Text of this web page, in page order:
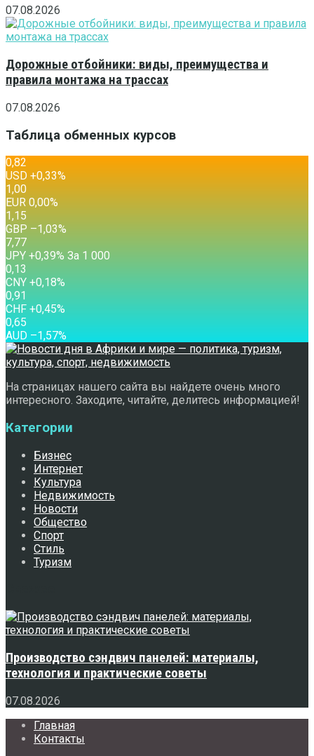
07.08.2026
Дорожные отбойники: виды, преимущества и
правила монтажа на трассах
07.08.2026
Таблица обменных курсов
0,82
USD +0,33%
1,00
EUR 0,00%
1,15
GBP –1,03%
7,77
JPY +0,39% За 1 000
0,13
CNY +0,18%
0,91
CHF +0,45%
0,65
AUD –1,57%
На страницах нашего сайта вы найдете очень много
интересного. Заходите, читайте, делитесь информацией!
Категории
Бизнес
Интернет
Культура
Недвижимость
Новости
Общество
Спорт
Стиль
Туризм
Производство сэндвич панелей: материалы,
технология и практические советы
07.08.2026
Главная
Контакты